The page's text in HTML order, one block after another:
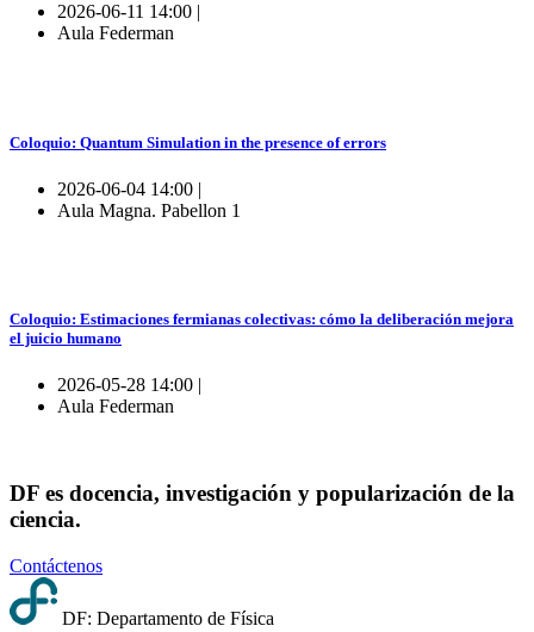
2026-06-11 14:00 |
Aula Federman
Coloquio: Quantum Simulation in the presence of errors
2026-06-04 14:00 |
Aula Magna. Pabellon 1
Coloquio: Estimaciones fermianas colectivas: cómo la deliberación mejora
el juicio humano
2026-05-28 14:00 |
Aula Federman
DF es docencia, investigación y popularización de la
ciencia.
Contáctenos
DF: Departamento de Física